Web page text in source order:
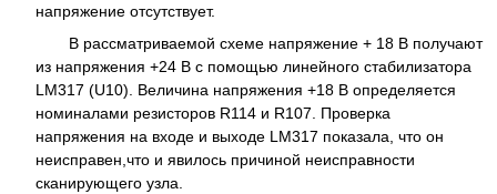
напряжение отсутствует.
В рассматриваемой схеме напряжение + 18 В получают
из напряжения +24 В с помощью линейного стабилизатора
LM317 (U10). Величина напряжения +18 В определяется
номиналами резисторов R114 и R107. Проверка
напряжения на входе и выходе LM317 показала, что он
неисправен,что и явилось причиной неисправности
сканирующего узла.